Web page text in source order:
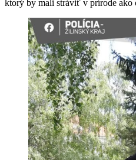
ktorý by mali stráviť v prírode ako